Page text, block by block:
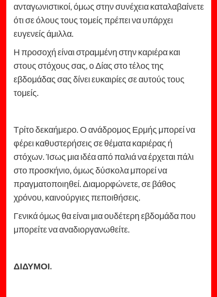
ανταγωνιστικοί, όμως στην συνέχεια καταλαβαίνετε
ότι σε όλους τους τομείς πρέπει να υπάρχει
ευγενείς άμιλλα.
Η προσοχή είναι στραμμένη στην καριέρα και
στους στόχους σας, ο Δίας στο τέλος της
εβδομάδας σας δίνει ευκαιρίες σε αυτούς τους
τομείς.
Τρίτο δεκαήμερο. Ο ανάδρομος Ερμής μπορεί να
φέρει καθυστερήσεις σε θέματα καριέρας ή
στόχων. Ίσως μια ιδέα από παλιά να έρχεται πάλι
στο προσκήνιο, όμως δύσκολα μπορεί να
πραγματοποιηθεί. Διαμορφώνετε, σε βάθος
χρόνου, καινούργιες πεποιθήσεις.
Γενικά όμως θα είναι μια ουδέτερη εβδομάδα που
μπορείτε να αναδιοργανωθείτε.
ΔΙΔΥΜΟΙ.